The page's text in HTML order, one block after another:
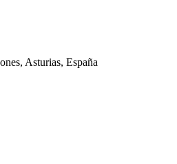
Asturias, España